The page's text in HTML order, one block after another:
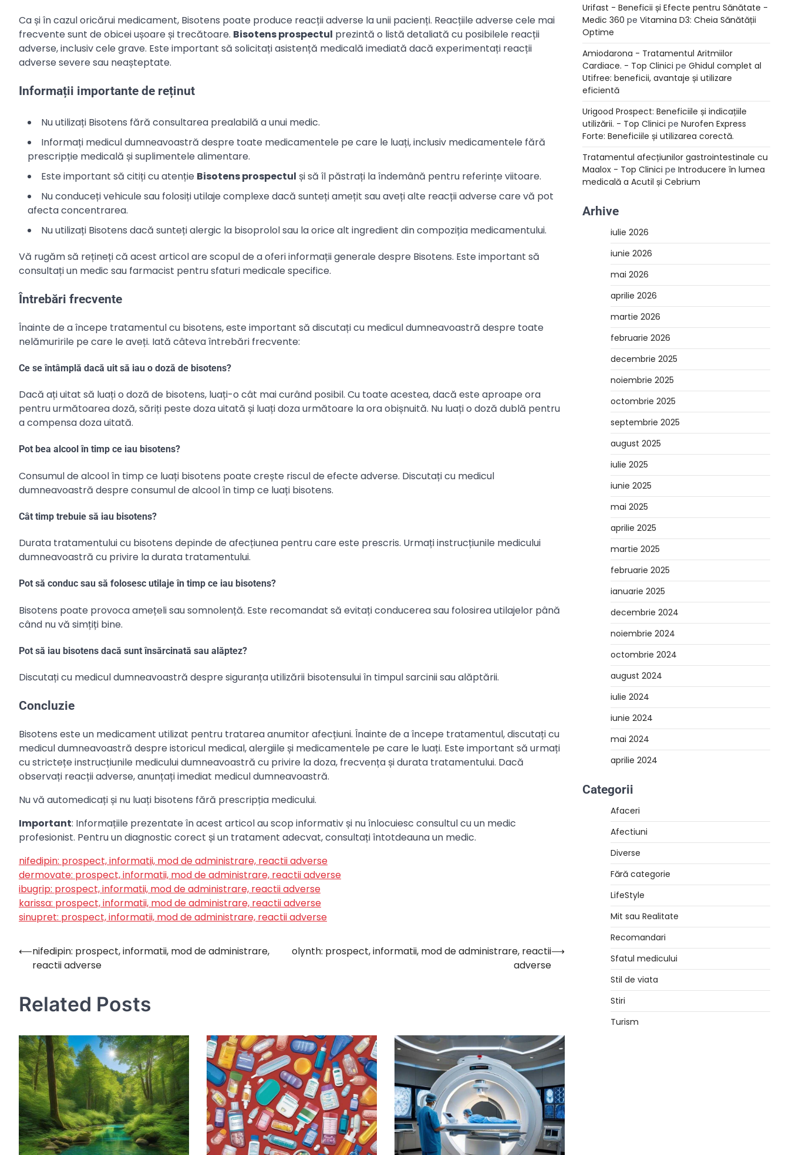
Ca și în cazul oricărui medicament, Bisotens poate produce reacții adverse la unii pacienți. Reacțiile adverse cele mai
frecvente sunt de obicei ușoare și trecătoare. Bisotens prospectul prezintă o listă detaliată cu posibilele reacții
adverse, inclusiv cele grave. Este important să solicitați asistență medicală imediată dacă experimentați reacții
adverse severe sau neașteptate.
Informații importante de reținut
Nu utilizați Bisotens fără consultarea prealabilă a unui medic.
Informați medicul dumneavoastră despre toate medicamentele pe care le luați, inclusiv medicamentele fără
prescripție medicală și suplimentele alimentare.
Este important să citiți cu atenție Bisotens prospectul și să îl păstrați la îndemână pentru referințe viitoare.
Nu conduceți vehicule sau folosiți utilaje complexe dacă sunteți amețit sau aveți alte reacții adverse care vă pot
afecta concentrarea.
Nu utilizați Bisotens dacă sunteți alergic la bisoprolol sau la orice alt ingredient din compoziția medicamentului.
Vă rugăm să rețineți că acest articol are scopul de a oferi informații generale despre Bisotens. Este important să
consultați un medic sau farmacist pentru sfaturi medicale specifice.
Întrebări frecvente
Înainte de a începe tratamentul cu bisotens, este important să discutați cu medicul dumneavoastră despre toate
nelămuririle pe care le aveți. Iată câteva întrebări frecvente:
Ce se întâmplă dacă uit să iau o doză de bisotens?
Dacă ați uitat să luați o doză de bisotens, luați-o cât mai curând posibil. Cu toate acestea, dacă este aproape ora
pentru următoarea doză, săriți peste doza uitată și luați doza următoare la ora obișnuită. Nu luați o doză dublă pentru
a compensa doza uitată.
Pot bea alcool în timp ce iau bisotens?
Consumul de alcool în timp ce luați bisotens poate crește riscul de efecte adverse. Discutați cu medicul
dumneavoastră despre consumul de alcool în timp ce luați bisotens.
Cât timp trebuie să iau bisotens?
Durata tratamentului cu bisotens depinde de afecțiunea pentru care este prescris. Urmați instrucțiunile medicului
dumneavoastră cu privire la durata tratamentului.
Pot să conduc sau să folosesc utilaje în timp ce iau bisotens?
Bisotens poate provoca amețeli sau somnolență. Este recomandat să evitați conducerea sau folosirea utilajelor până
când nu vă simțiți bine.
Pot să iau bisotens dacă sunt însărcinată sau alăptez?
Discutați cu medicul dumneavoastră despre siguranța utilizării bisotensului în timpul sarcinii sau alăptării.
Concluzie
Bisotens este un medicament utilizat pentru tratarea anumitor afecțiuni. Înainte de a începe tratamentul, discutați cu
medicul dumneavoastră despre istoricul medical, alergiile și medicamentele pe care le luați. Este important să urmați
cu strictețe instrucțiunile medicului dumneavoastră cu privire la doza, frecvența și durata tratamentului. Dacă
observați reacții adverse, anunțați imediat medicul dumneavoastră.
Nu vă automedicați și nu luați bisotens fără prescripția medicului.
Important: Informațiile prezentate în acest articol au scop informativ și nu înlocuiesc consultul cu un medic
profesionist. Pentru un diagnostic corect și un tratament adecvat, consultați întotdeauna un medic.
nifedipin: prospect, informatii, mod de administrare, reactii adverse
dermovate: prospect, informatii, mod de administrare, reactii adverse
ibugrip: prospect, informatii, mod de administrare, reactii adverse
karissa: prospect, informatii, mod de administrare, reactii adverse
sinupret: prospect, informatii, mod de administrare, reactii adverse
Navigare
⟵nifedipin: prospect, informatii, mod de administrare,
reactii adverse
olynth: prospect, informatii, mod de administrare, reactii
adverse
⟶
Related Posts
Urifast - Beneficii și Efecte pentru Sănătate -
Medic 360 pe Vitamina D3: Cheia Sănătății
Optime
Amiodarona - Tratamentul Aritmiilor
Cardiace. - Top Clinici pe Ghidul complet al
Utifree: beneficii, avantaje și utilizare
eficientă
Urigood Prospect: Beneficiile și indicațiile
utilizării. - Top Clinici pe Nurofen Express
Forte: Beneficiile și utilizarea corectă.
Tratamentul afecțiunilor gastrointestinale cu
Maalox - Top Clinici pe Introducere în lumea
medicală a Acutil și Cebrium
Arhive
iulie 2026
iunie 2026
mai 2026
aprilie 2026
martie 2026
februarie 2026
decembrie 2025
noiembrie 2025
octombrie 2025
septembrie 2025
august 2025
iulie 2025
iunie 2025
mai 2025
aprilie 2025
martie 2025
februarie 2025
ianuarie 2025
decembrie 2024
noiembrie 2024
octombrie 2024
august 2024
iulie 2024
iunie 2024
mai 2024
aprilie 2024
Categorii
Afaceri
Afectiuni
Diverse
Fără categorie
LifeStyle
Mit sau Realitate
Recomandari
Sfatul medicului
Stil de viata
Stiri
Turism